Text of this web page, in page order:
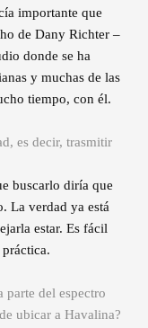
importante que
de Dany Richter –
donde se ha
y muchas de las
tiempo, con él.
es decir, trasmitir
buscarlo diría que
La verdad ya está
estar. Es fácil
parte del espectro
ubicar a Havalina?